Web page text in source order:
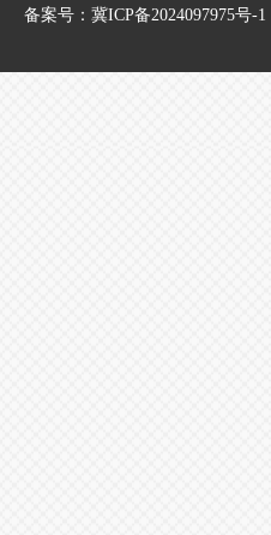
备案号： 冀ICP备2024097975号-1